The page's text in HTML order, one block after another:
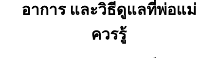
อาการ และวิธีดูแลที่พ่อแม่
ควรรู้